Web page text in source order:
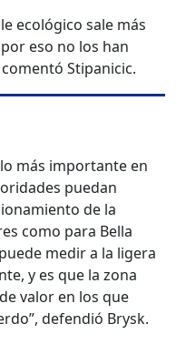
ecológico sale más
eso no los han
Stipanicic.
más importante en
puedan
de la
como para Bella
medir a la ligera
y es que la zona
valor en los que
defendió Brysk.